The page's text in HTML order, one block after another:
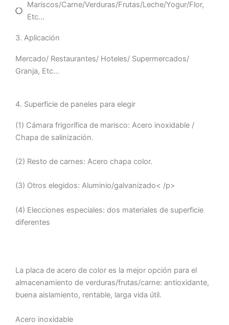
Mariscos/Carne/Verduras/Frutas/Leche/Yogur/Flor,
Etc...
3. Aplicación
Mercado/ Restaurantes/ Hoteles/ Supermercados/
Granja, Etc…
4. Superficie de paneles para elegir
(1) Cámara frigorífica de marisco: Acero inoxidable /
Chapa de salinización.
(2) Resto de carnes: Acero chapa color.
(3) Otros elegidos: Aluminio/galvanizado< /p>
(4) Elecciones especiales: dos materiales de superficie
diferentes
La placa de acero de color es la mejor opción para el
almacenamiento de verduras/frutas/carne: antioxidante,
buena aislamiento, rentable, larga vida útil.
Acero inoxidable